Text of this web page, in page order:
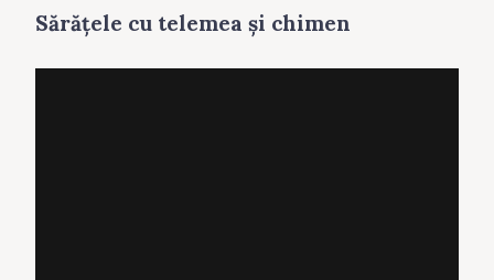
Sărăţele cu telemea și chimen